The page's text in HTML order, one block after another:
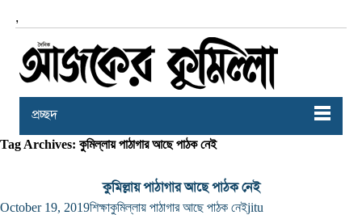
,
প্রচ্ছদ
Tag Archives: কুমিল্লায় পাঠাগার আছে পাঠক নেই
কুমিল্লায় পাঠাগার আছে পাঠক নেই
October 19, 2019শিক্ষাকুমিল্লায় পাঠাগার আছে পাঠক নেইjitu